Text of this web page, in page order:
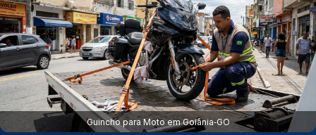
Guincho para Moto em Goiânia‑GO